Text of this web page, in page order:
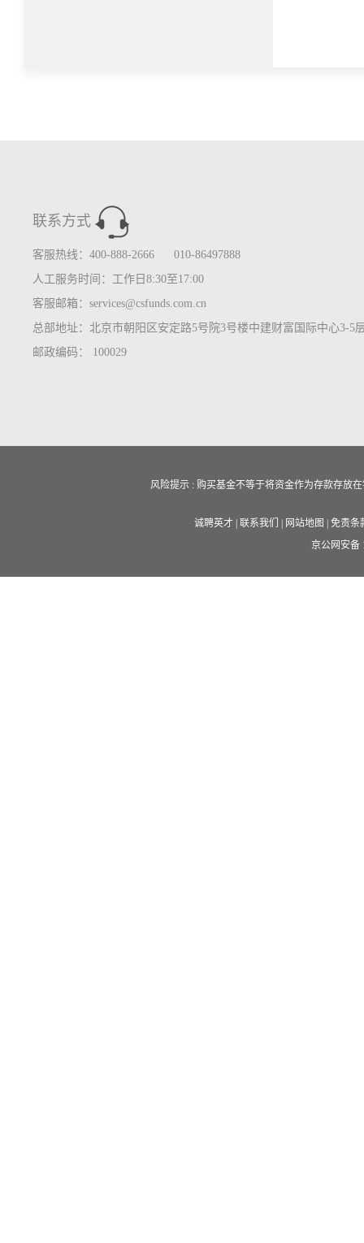
联系方式
客服热线：400-888-2666 010-86497888
人工服务时间：工作日8:30至17:00
客服邮箱：services@csfunds.com.cn
总部地址：北京市朝阳区安定路5号院3号楼中建财富国际中心3-5
邮政编码： 100029
风险提示 : 购买基金不等于将资金作为存款存放
诚聘英才 联系我们 网站地图
免责条
京公网安备